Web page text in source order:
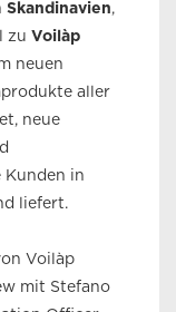
Skandinavien,
zu Voilàp
neuen
aller
neue
Kunden in
liefert.
Voilàp
mit Stefano